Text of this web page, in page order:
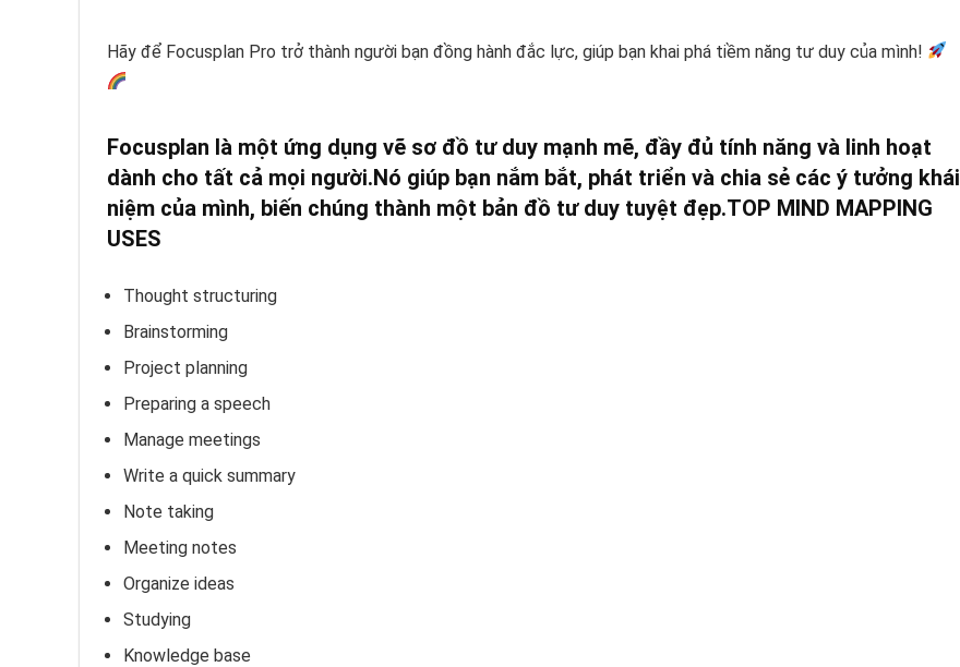
Hãy để Focusplan Pro trở thành người bạn đồng hành đắc lực, giúp bạn khai phá tiềm năng tư duy của mình!
Focusplan là một ứng dụng vẽ sơ đồ tư duy mạnh mẽ, đầy đủ tính năng và linh hoạt
dành cho tất cả mọi người.Nó giúp bạn nắm bắt, phát triển và chia sẻ các ý tưởng khái
niệm của mình, biến chúng thành một bản đồ tư duy tuyệt đẹp.TOP MIND MAPPING
USES
Thought structuring
Brainstorming
Project planning
Preparing a speech
Manage meetings
Write a quick summary
Note taking
Meeting notes
Organize ideas
Studying
Knowledge base